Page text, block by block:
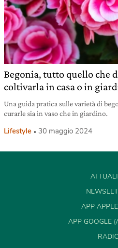
Begonia, tutto quello che
coltivarla in casa o in
Una guida pratica sulle varietà di
curarle sia in vaso che in giardino.
Lifestyle 30 maggio 2024
APP
APP GOOGLE